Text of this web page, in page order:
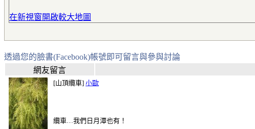
在新視窗開啟較大地圖
透過您的臉書(Facebook)帳號即可留言與參與討論
網友留言
[山頂纜車] 小歐
纜車…我們日月潭也有！